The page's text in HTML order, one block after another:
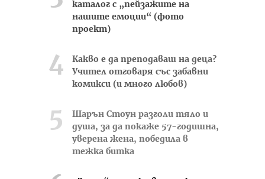
каталог с „пейзажите на
нашите емоции“ (фото
проект)
Какво е да преподаваш на деца?
Учител отговаря със забавни
комикси (и много любов)
Шарън Стоун разголи тяло и
душа, за да покаже 57-годишна,
уверена жена, победила в
тежка битка